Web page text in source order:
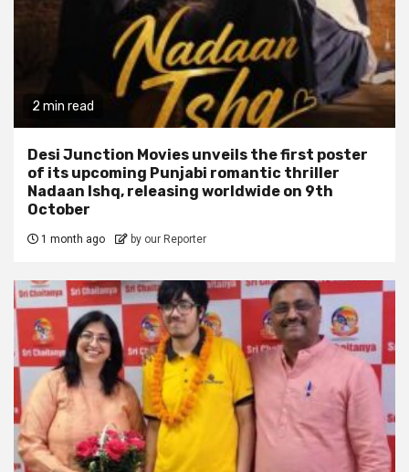
2 min read
Desi Junction Movies unveils the first poster
of its upcoming Punjabi romantic thriller
Nadaan Ishq, releasing worldwide on 9th
October
1 month ago by our Reporter